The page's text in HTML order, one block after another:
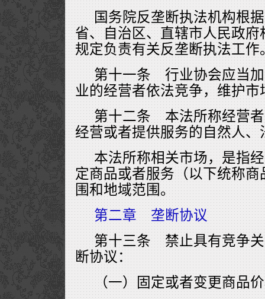
国务院反垄断执法机构根
省、自治区、直辖市人民政
规定负责有关反垄断执法工作
第十一条 行业协会应当
业的经营者依法竞争，维护市
第十二条 本法所称经营
经营或者提供服务的自然人
本法所称相关市场，是指
定商品或者服务（以下统称
围和地域范围。
第二章 垄断协议
第十三条 禁止具有竞争
断协议：
（一）固定或者变更商品